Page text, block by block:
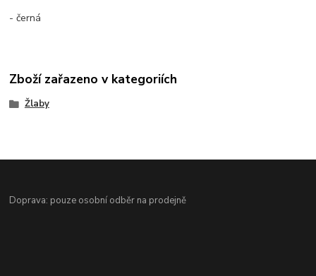
- černá
Zboží zařazeno v kategoriích
Žlaby
Doprava: pouze osobní odběr na prodejně